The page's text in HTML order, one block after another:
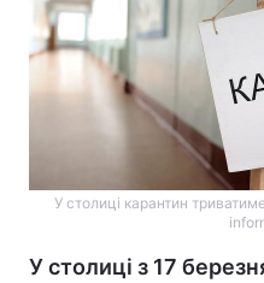
У столиці карантин
У столиці з 17